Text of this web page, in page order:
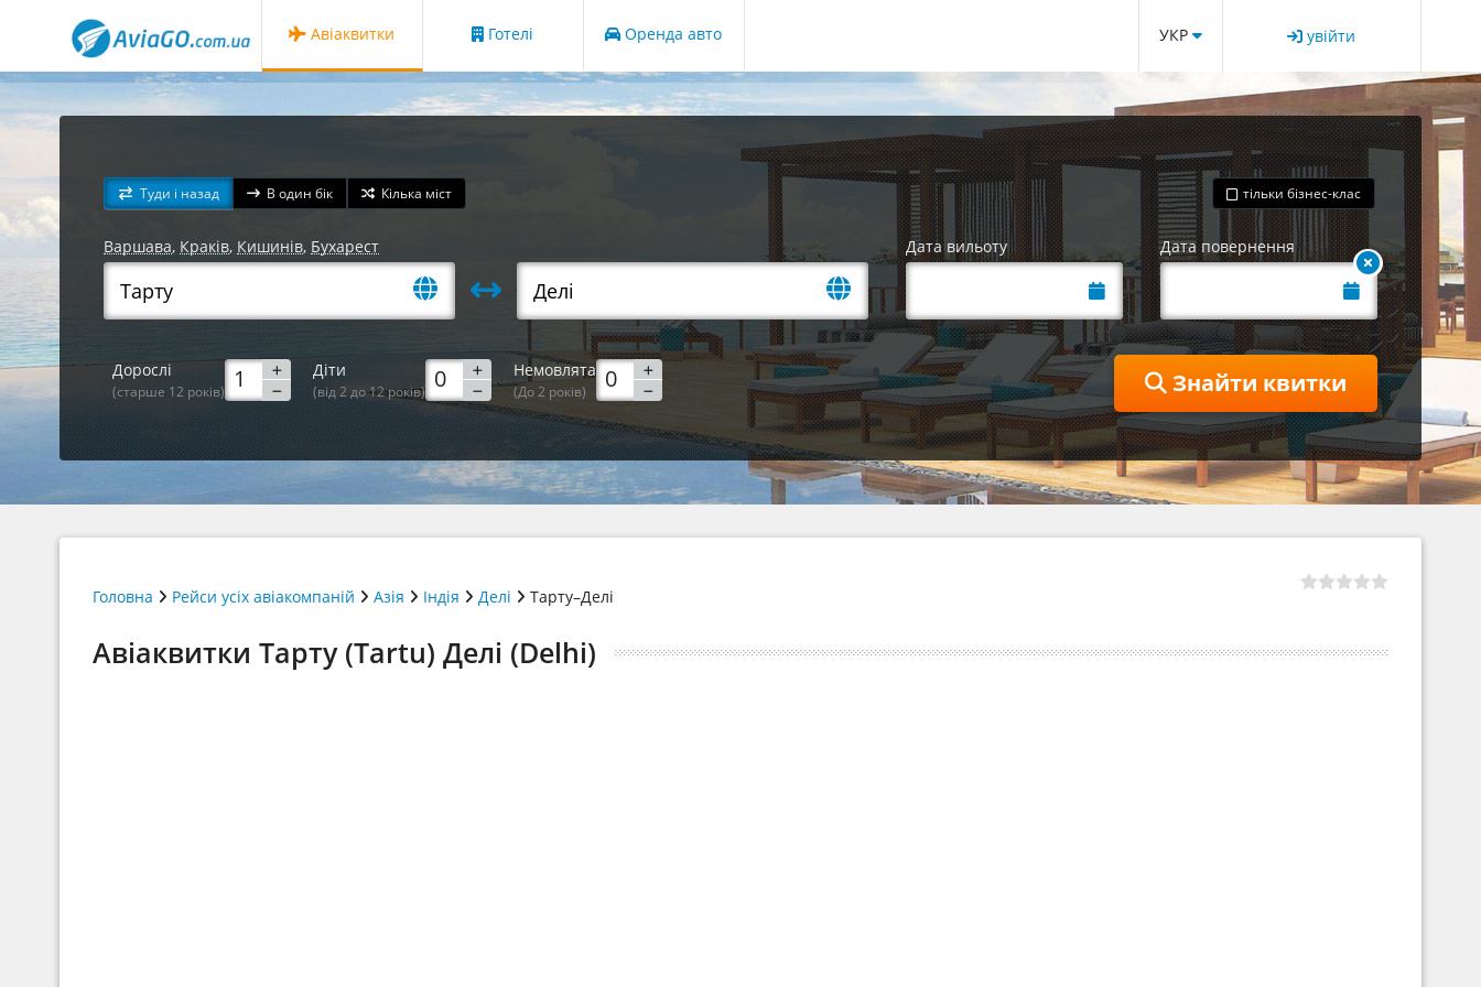
Авіаквитки Готелі Оренда авто УКР увійти
Туди і назад В один бік Кілька міст тільки бізнес-клас
Варшава, Краків, Кишинів, Бухарест Дата вильоту Дата повернення
Дорослі
(старше 12 років)
Діти
(від 2 до 12 років)
Немовлята
(До 2 років) Знайти квитки
Головна Рейси усіх авіакомпаній Азія Індія Делі Тарту–Делі
Авіаквитки Тарту (Tartu) Делі (Delhi)